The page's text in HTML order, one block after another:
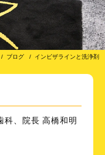
ブログ インビザラインと洗浄剤
科、院長 高橋和明